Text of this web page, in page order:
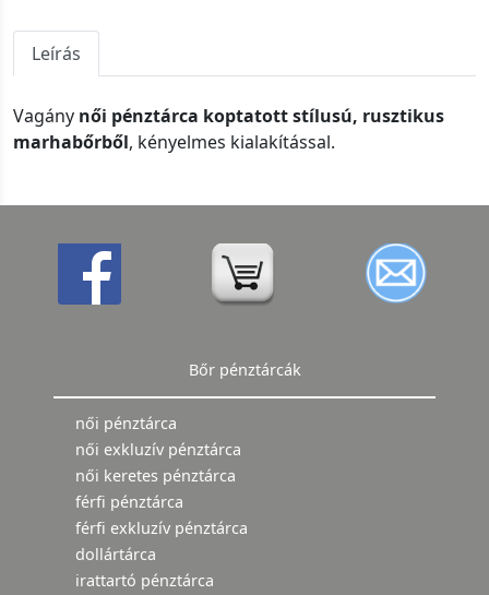
Leírás
Vagány női pénztárca koptatott stílusú, rusztikus
marhabőrből, kényelmes kialakítással.
Bőr pénztárcák
női pénztárca
női exkluzív pénztárca
női keretes pénztárca
férfi pénztárca
férfi exkluzív pénztárca
dollártárca
irattartó pénztárca